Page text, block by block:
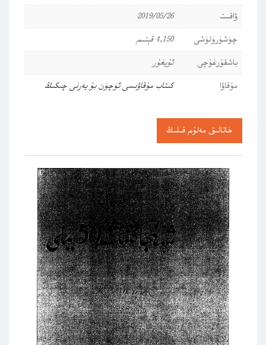
ۋاقىت
2019/05/26
چۈشۈرۈلۈشى
4,150 قېتىم
باشقۇرغۇچى
ئۇيغۇر
مۇقاۋا
كىتاب مۇقاۋىسى ئۈچۈن بۇ يەرنى چىكىڭ
خاتالىق مەلۇم قىلىڭ